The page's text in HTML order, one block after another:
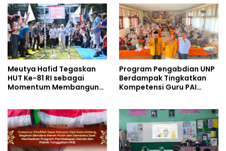
Perhotelan, dan UPW
Meutya Hafid Tegaskan
HUT Ke-81 RI sebagai
Momentum Membangun
Program Pengabdian UNP
Berdampak Tingkatkan
Kompetensi Guru PAI